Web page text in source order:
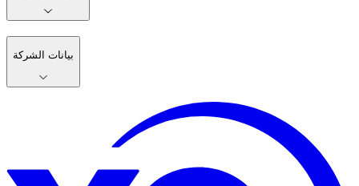
بيانات الشركة